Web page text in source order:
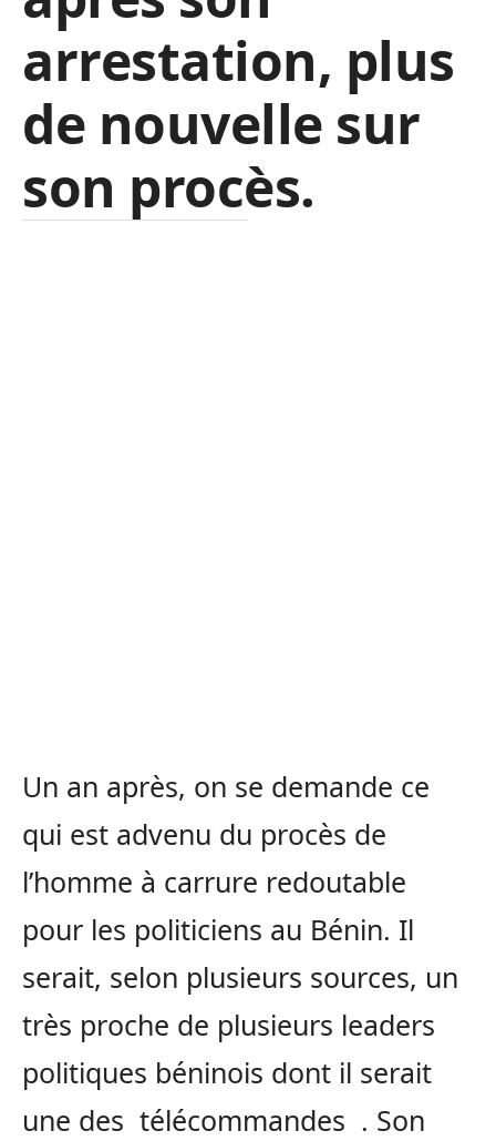
arrestation, plus
de nouvelle sur
son procès.
Un an après, on se demande ce
qui est advenu du procès de
l’homme à carrure redoutable
pour les politiciens au Bénin. Il
serait, selon plusieurs sources, un
très proche de plusieurs leaders
politiques béninois dont il serait
une des télécommandes . Son